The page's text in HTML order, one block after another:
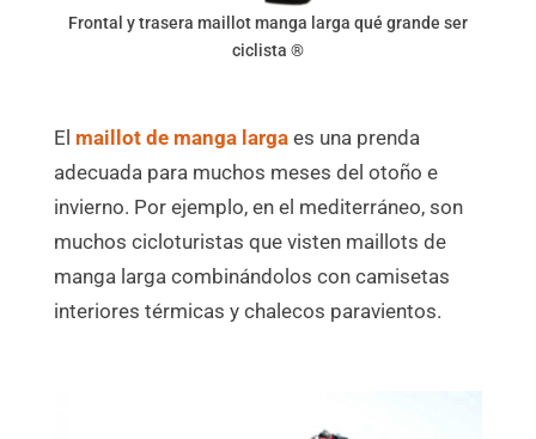
Frontal y trasera maillot manga larga qué grande ser
ciclista ®
El maillot de manga largaes una prenda
adecuada para muchos meses del otoño e
invierno. Por ejemplo, en el mediterráneo, son
muchos cicloturistas que visten maillots de
manga larga combinándolos con camisetas
interiores térmicas y chalecos paravientos.